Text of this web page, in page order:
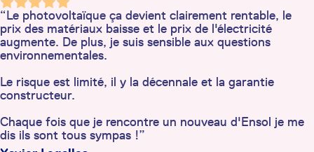
“Le photovoltaïque ça devient clairement rentable, le
prix des matériaux baisse et le prix de l'électricité
augmente. De plus, je suis sensible aux questions
environnementales.
Le risque est limité, il y la décennale et la garantie
constructeur.
Chaque fois que je rencontre un nouveau d'Ensol je me
dis ils sont tous sympas !”